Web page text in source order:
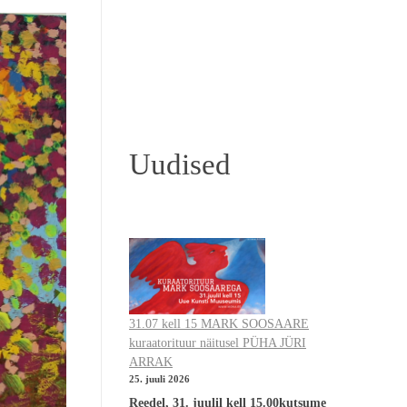
Uudised
31.07 kell 15 MARK SOOSAARE
kuraatorituur näitusel PÜHA JÜRI
ARRAK
25. juuli 2026
Reedel, 31. juulil kell 15.00kutsume